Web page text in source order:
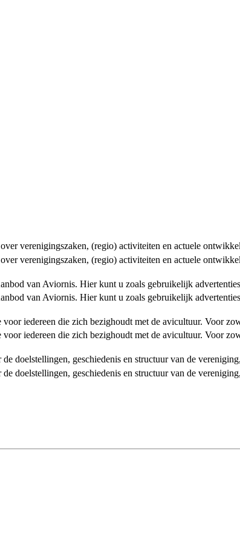
verenigingszaken, (regio) activiteiten en actuele
verenigingszaken, (regio) activiteiten en actuele
van Aviornis. Hier kunt u zoals gebruikelijk
van Aviornis. Hier kunt u zoals gebruikelijk
iedereen die zich bezighoudt met de avicultuur. Voor
iedereen die zich bezighoudt met de avicultuur. Voor
doelstellingen, geschiedenis en structuur van de
doelstellingen, geschiedenis en structuur van de